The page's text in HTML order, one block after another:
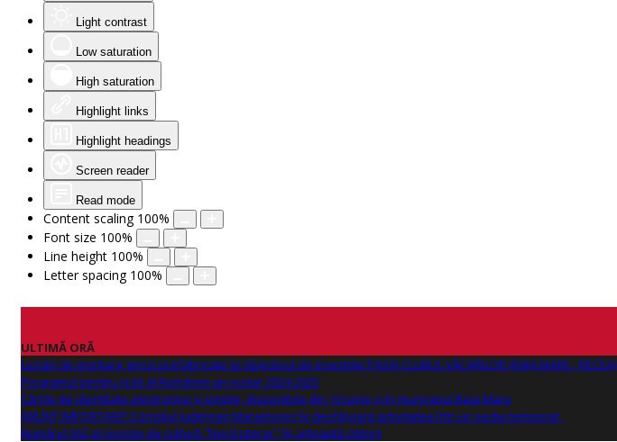
Light contrast
Low saturation
High saturation
Highlight links
Highlight headings
Screen reader
Read mode
Content scaling 100%
Font size 100%
Line height 100%
Letter spacing 100%
ULTIMĂ ORĂ
Lucrări de montare grinzi prefabricate la obiectivul de investitie PASAJ CLUBUL VĂCARILOR (BAIA MARE - RECEA)
Programul pentru școli al României an școlar 2024-2025
Cărțile de identitate electronice și simple, disponibile din 10 iunie și în municipiul Baia Mare
ANUNŢ IMPORTANT! Consiliul Județean Maramureș își desfășoară activitatea într-un sediu temporar.
Numărul 262 al revistei de cultură "Nord Literar" își așteaptă cititorii